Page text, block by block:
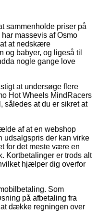
sammenholde priser på
massevis af Osmo
at nedskære
babyer, og ligeså til
nogle gange love
at undersøge flere
Hot Wheels MindRacers
således at du er sikret at
af at en webshop
udsalgspris der kan virke
for det meste være en
Kortbetalinger er trods alt
hjælper dig overfor
Som
på afbetaling fra
dække regningen over